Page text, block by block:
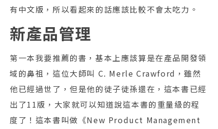
有中文版，‌‌所以看起來的話應該比較不會太吃力。‌‌
新產品管理
第一本我要推薦的書，基本上應該算是在產品開發領
域的鼻祖，這位大師叫 C. Merle Crawford，雖然
他‌‌已經過世了，但是他的徒子徒孫還在，這本書已經
出了11版‌‌，大家就可以知道說這本書的重量級的程
度了！這本書叫做《New Product Management